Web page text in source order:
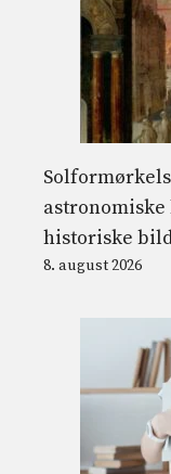
historiske
8. august 2026